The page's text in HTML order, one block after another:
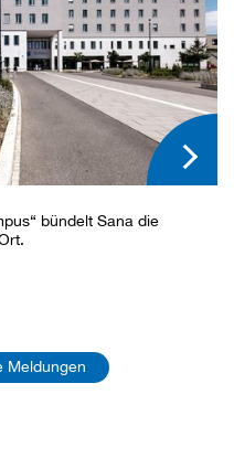
bündelt Sana die
Meldungen